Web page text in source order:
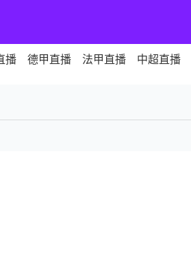
播 德甲直播 法甲直播 中超直播